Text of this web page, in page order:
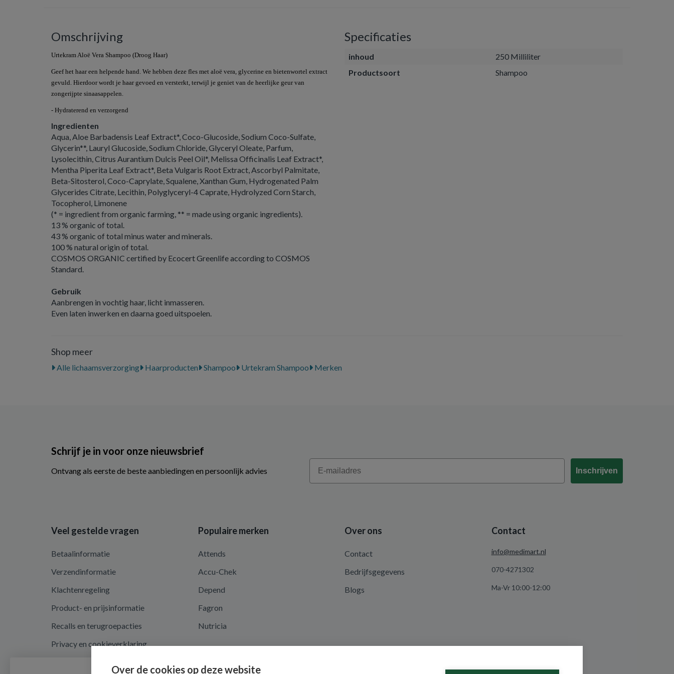
Omschrijving
Urtekram Aloë Vera Shampoo (Droog Haar)
Geef het haar een helpende hand. We hebben deze fles met aloë vera, glycerine en bietenwortel extract
gevuld. Hierdoor wordt je haar gevoed en versterkt, terwijl je geniet van de heerlijke geur van
zongerijpte sinaasappelen.
- Hydraterend en verzorgend
Ingredienten
Aqua, Aloe Barbadensis Leaf Extract*, Coco-Glucoside, Sodium Coco-Sulfate,
Glycerin**, Lauryl Glucoside, Sodium Chloride, Glyceryl Oleate, Parfum,
Lysolecithin, Citrus Aurantium Dulcis Peel Oil*, Melissa Officinalis Leaf Extract*,
Mentha Piperita Leaf Extract*, Beta Vulgaris Root Extract, Ascorbyl Palmitate,
Beta-Sitosterol, Coco-Caprylate, Squalene, Xanthan Gum, Hydrogenated Palm
Glycerides Citrate, Lecithin, Polyglyceryl-4 Caprate, Hydrolyzed Corn Starch,
Tocopherol, Limonene
(* = ingredient from organic farming, ** = made using organic ingredients).
13 % organic of total.
43 % organic of total minus water and minerals.
100 % natural origin of total.
COSMOS ORGANIC certified by Ecocert Greenlife according to COSMOS
Standard.
Gebruik
Aanbrengen in vochtig haar, licht inmasseren.
Even laten inwerken en daarna goed uitspoelen.
Specificaties
inhoud
250 Milliliter
Productsoort
Shampoo
Shop meer
Alle lichaamsverzorging Haarproducten Shampoo Urtekram Shampoo Merken
Schrijf je in voor onze nieuwsbrief
Ontvang als eerste de beste aanbiedingen en persoonlijk advies
Email
Inschrijven
Veel gestelde vragen
Betaalinformatie
Verzendinformatie
Klachtenregeling
Product- en prijsinformatie
Recalls en terugroepacties
Privacy en cookieverklaring
Populaire merken
Attends
Accu-Chek
Depend
Fagron
Nutricia
Over ons
Contact
Bedrijfsgegevens
Blogs
Contact
info@medimart.nl
070-4271302
Ma-Vr 10:00-12:00
Over de cookies op deze website